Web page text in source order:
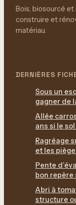
Bois, biosourcé
construire et
matériau.
DERNIÈRES
Sous un
gagner de
Allée
ans si le
Ragréage
et les
Pente
bon repère
Abri à
structure